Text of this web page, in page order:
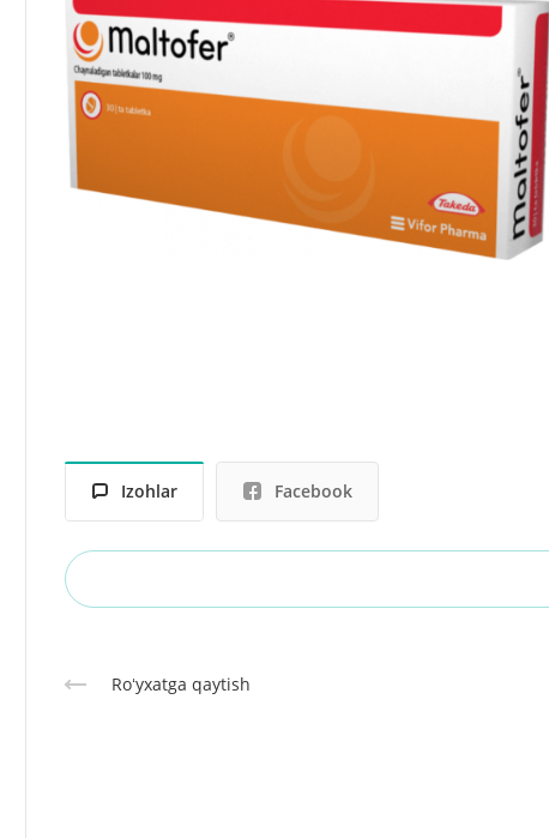
Izohlar Facebook
Roʻyxatga qaytish